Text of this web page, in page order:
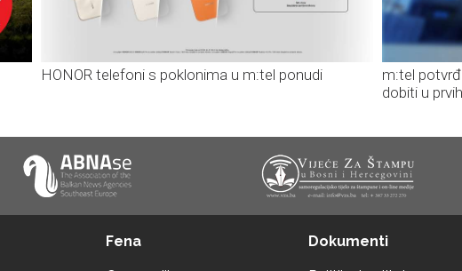
HONOR telefoni s poklonima u m:tel ponudi
m:tel
dobiti u
Fena Dokumenti